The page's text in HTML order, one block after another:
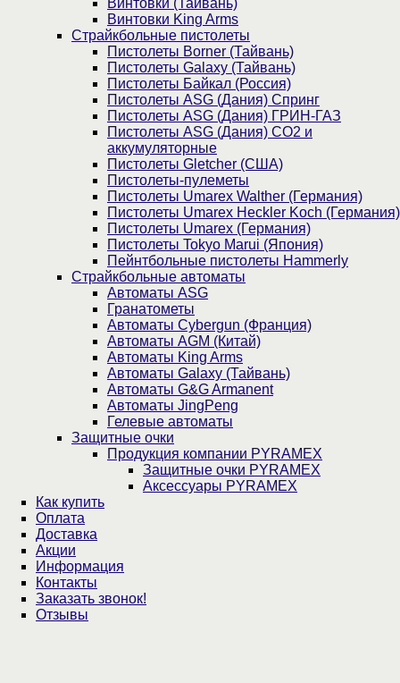
Винтовки (Тайвань)
Винтовки King Arms
Страйкбольные пистолеты
Пистолеты Borner (Тайвань)
Пистолеты Galaxy (Тайвань)
Пистолеты Байкал (Россия)
Пистолеты ASG (Дания) Спринг
Пистолеты ASG (Дания) ГРИН-ГАЗ
Пистолеты ASG (Дания) CO2 и
аккумуляторные
Пистолеты Gletcher (США)
Пистолеты-пулеметы
Пистолеты Umarex Walther (Германия)
Пистолеты Umarex Heckler Koch (Германия)
Пистолеты Umarex (Германия)
Пистолеты Tokyo Marui (Япония)
Пейнтбольные пистолеты Hammerly
Страйкбольные автоматы
Автоматы ASG
Гранатометы
Автоматы Cybergun (Франция)
Автоматы AGM (Китай)
Автоматы King Arms
Автоматы Galaxy (Тайвань)
Автоматы G&G Armanent
Автоматы JingPeng
Гелевые автоматы
Защитные очки
Продукция компании PYRAMEX
Защитные очки PYRAMEX
Аксессуары PYRAMEX
Как купить
Оплата
Доставка
Акции
Информация
Контакты
Заказать звонок!
Отзывы